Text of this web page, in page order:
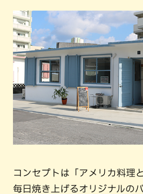
コンセプトは「アメリカ料理
毎日焼き上げるオリジナルの